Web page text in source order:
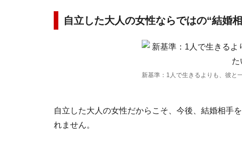
自立した大人の女性ならではの“結婚
新基準：1人で生きるよりも、彼と
自立した大人の女性だからこそ、今後、結婚相手
れません。